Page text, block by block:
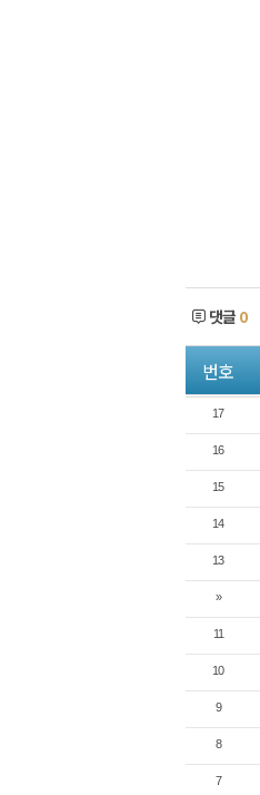
댓글 0
번호
17
16
15
14
13
»
11
10
9
8
7